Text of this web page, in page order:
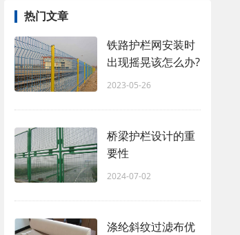
热门文章
铁路护栏网安装时
出现摇晃该怎么办?
2023-05-26
桥梁护栏设计的重
要性
2024-07-02
涤纶斜纹过滤布优